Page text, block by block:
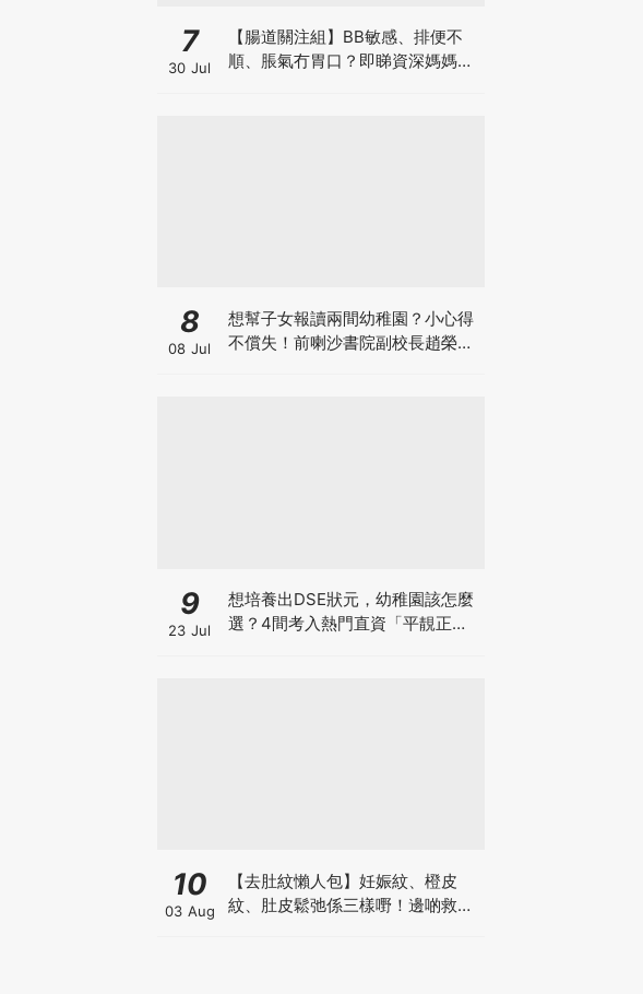
7
30 Jul
【腸道關注組】BB敏感、排便不
順、脹氣冇胃口？即睇資深媽媽分
8
08 Jul
想幫子女報讀兩間幼稚園？小心得
不償失！前喇沙書院副校長趙榮
9
23 Jul
想培養出DSE狀元，幼稚園該怎麼
選？4間考入熱門直資「平靚正」
10
03 Aug
【去肚紋懶人包】妊娠紋、橙皮
紋、肚皮鬆弛係三樣嘢！邊啲救得